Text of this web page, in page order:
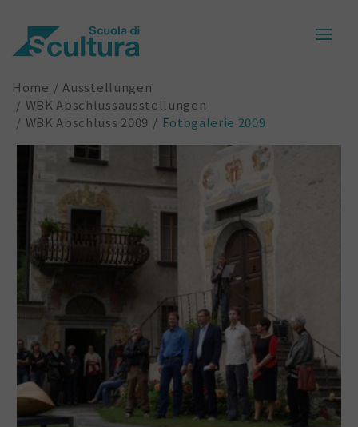
Home
Ausstellungen
WBK Abschlussausstellungen
WBK Abschluss 2009
Fotogalerie 2009